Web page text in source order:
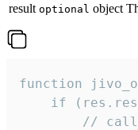
result optional object
function
if
//